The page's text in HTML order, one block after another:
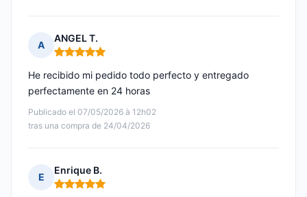
A
ANGEL T.
Nota: 5 de 5
Publicado el 07/05/2026 à 12h02
tras una compra de 24/04/2026
He recibido mi pedido todo perfecto y entregado
perfectamente en 24 horas
E
Enrique B.
Nota: 5 de 5